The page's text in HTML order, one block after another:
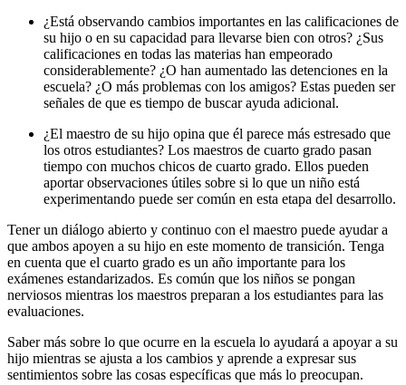
¿Está observando cambios importantes en las calificaciones de
su hijo o en su capacidad para llevarse bien con otros? ¿Sus
calificaciones en todas las materias han empeorado
considerablemente? ¿O han aumentado las detenciones en la
escuela? ¿O más problemas con los amigos? Estas pueden ser
señales de que es tiempo de buscar ayuda adicional.
¿El maestro de su hijo opina que él parece más estresado que
los otros estudiantes? Los maestros de cuarto grado pasan
tiempo con muchos chicos de cuarto grado. Ellos pueden
aportar observaciones útiles sobre si lo que un niño está
experimentando puede ser común en esta etapa del desarrollo.
Tener un diálogo abierto y continuo con el maestro puede ayudar a
que ambos apoyen a su hijo en este momento de transición. Tenga
en cuenta que el cuarto grado es un año importante para los
exámenes estandarizados. Es común que los niños se pongan
nerviosos mientras los maestros preparan a los estudiantes para las
evaluaciones.
Saber más sobre lo que ocurre en la escuela lo ayudará a apoyar a su
hijo mientras se ajusta a los cambios y aprende a expresar sus
sentimientos sobre las cosas específicas que más lo preocupan.